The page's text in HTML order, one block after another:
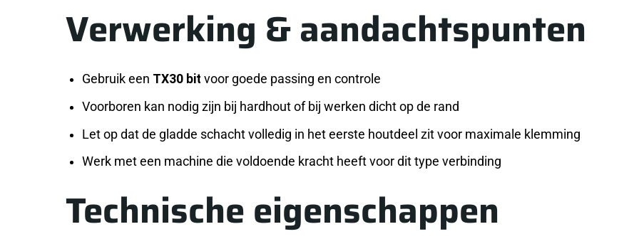
Verwerking & aandachtspunten
Gebruik een TX30 bit voor goede passing en controle
Voorboren kan nodig zijn bij hardhout of bij werken dicht op de rand
Let op dat de gladde schacht volledig in het eerste houtdeel zit voor maximale klemming
Werk met een machine die voldoende kracht heeft voor dit type verbinding
Technische eigenschappen